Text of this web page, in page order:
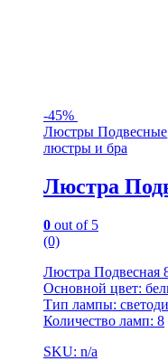
-45%
Люстры Подвесные
люстры и бра
Люстра
0 out of 5
(0)
Люстра Подвесная
Основной цвет:
Тип лампы:
Количество ламп: 8
SKU: n/a